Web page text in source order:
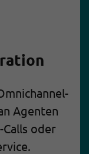
Agenten
oder